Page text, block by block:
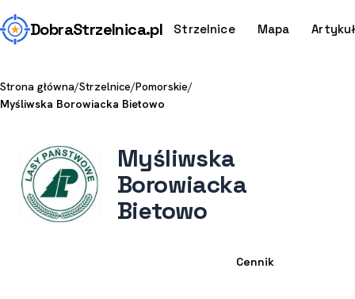
DobraStrzelnica.pl Strzelnice Mapa
Strona główna/Strzelnice/Pomorskie/
Myśliwska Borowiacka Bietowo
Myśliwska
Borowiacka
Bietowo
Cennik